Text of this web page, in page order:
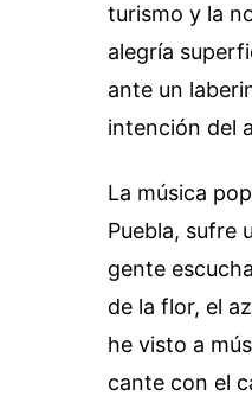
turismo y la
alegría
ante un
intención del
La música
Puebla, sufre
gente
de la flor, el
he visto a
cante con el